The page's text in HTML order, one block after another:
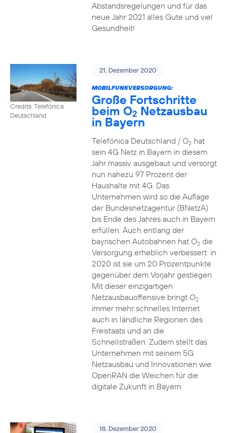
Abstandsregelungen und für das
neue Jahr 2021 alles Gute und viel
Gesundheit!
Credits: Telefónica
Deutschland
21. Dezember 2020
MOBILFUNKVERSORGUNG:
Große Fortschritte
beim O2 Netzausbau
in Bayern
Telefónica Deutschland / O2hat
sein 4G Netz in Bayern in diesem
Jahr massiv ausgebaut und versorgt
nun nahezu 97 Prozent der
Haushalte mit 4G. Das
Unternehmen wird so die Auflage
der Bundesnetzagentur (BNetzA)
bis Ende des Jahres auch in Bayern
erfüllen. Auch entlang der
bayrischen Autobahnen hat O2die
Versorgung erheblich verbessert: in
2020 ist sie um 20 Prozentpunkte
gegenüber dem Vorjahr gestiegen.
Mit dieser einzigartigen
Netzausbauoffensive bringt O2
immer mehr schnelles Internet
auch in ländliche Regionen des
Freistaats und an die
Schnellstraßen. Zudem stellt das
Unternehmen mit seinem 5G
Netzausbau und Innovationen wie
OpenRAN die Weichen für die
digitale Zukunft in Bayern.
18. Dezember 2020